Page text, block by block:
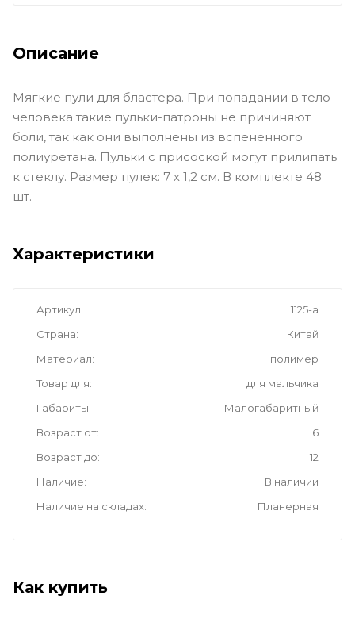
Описание
Мягкие пули для бластера. При попадании в тело
человека такие пульки-патроны не причиняют
боли, так как они выполнены из вспененного
полиуретана. Пульки с присоской могут прилипать
к стеклу. Размер пулек: 7 х 1,2 см. В комплекте 48
шт.
Характеристики
Артикул
1125-а
Страна
Китай
Материал
полимер
Товар для
для мальчика
Габариты
Малогабаритный
Возраст от
6
Возраст до
12
Наличие
В наличии
Наличие на складах
Планерная
Как купить